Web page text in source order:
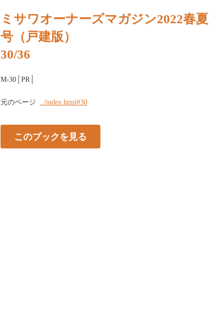
ミサワオーナーズマガジン2022春夏
号（戸建版）
30/36
M-30│PR│
元のページ ../index.html#30
このブックを見る